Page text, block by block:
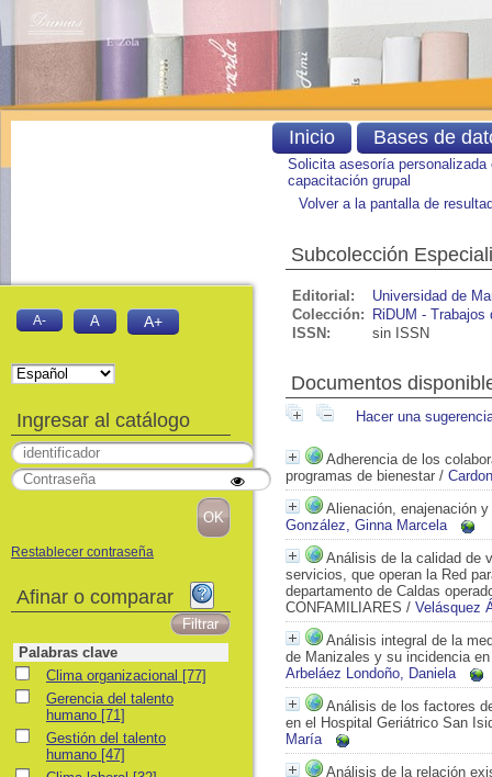
Solicita asesoría personalizada
capacitación grupal
Volver a la pantalla de
Subcolección
Editorial:
Universidad de
Colección:
RiDUM -
ISSN:
sin ISSN
Documentos
Hacer una
Adherencia de los
programas de bienestar /
Alienación, enajenación
González, Ginna Marcela
Análisis de la calidad de
servicios, que operan la Red
departamento de Caldas
CONFAMILIARES / Velásquez
Análisis integral de la
de Manizales y su incidencia
Arbeláez Londoño, Daniela
Análisis de los factores
en el Hospital Geriátrico San
María
Análisis de la relación
Inicio Bases de
A- A A+
Ingresar al catálogo
Restablecer contraseña
Afinar o comparar
Palabras clave
Clima organizacional
Clima organizacional [77]
Gerencia del talento humano
Gerencia del talento
humano [71]
Gestión del talento humano
Gestión del talento
humano [47]